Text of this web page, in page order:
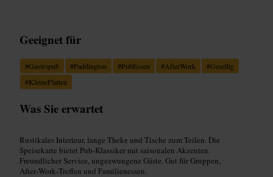
Geeignet für
#Gastropub #Paddington #PubEssen #AfterWork #Gesellig
#KleinePlatten
Was Sie erwartet
Rustikales Interieur, lange Theke und Tische zum Teilen. Die
Speisekarte bietet Pub‑Klassiker mit saisonalen Akzenten.
Freundlicher Service, ungezwungene Gäste. Gut für Gruppen,
After‑Work‑Treffen und Familienessen.